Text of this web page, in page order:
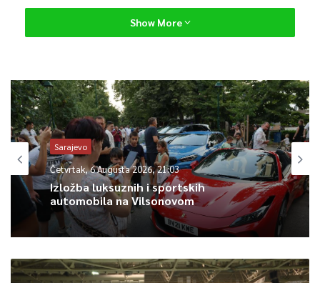
– Rukovodstvo FK Sarajevo svjesno je nezadovoljstva navijača
kritke, ali huliganstvo i fizički obračun sa bilo kim nije dopustiv
– saopćeno je.
0
Article Rating
Show More
Sarajevo
Četvrtak, 6 Augusta 2026, 21:03
Izložba luksuznih i sportskih
automobila na Vilsonovom